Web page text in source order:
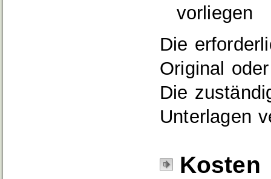
vorliegen
Die
Original
Die
Unterlagen
Kosten